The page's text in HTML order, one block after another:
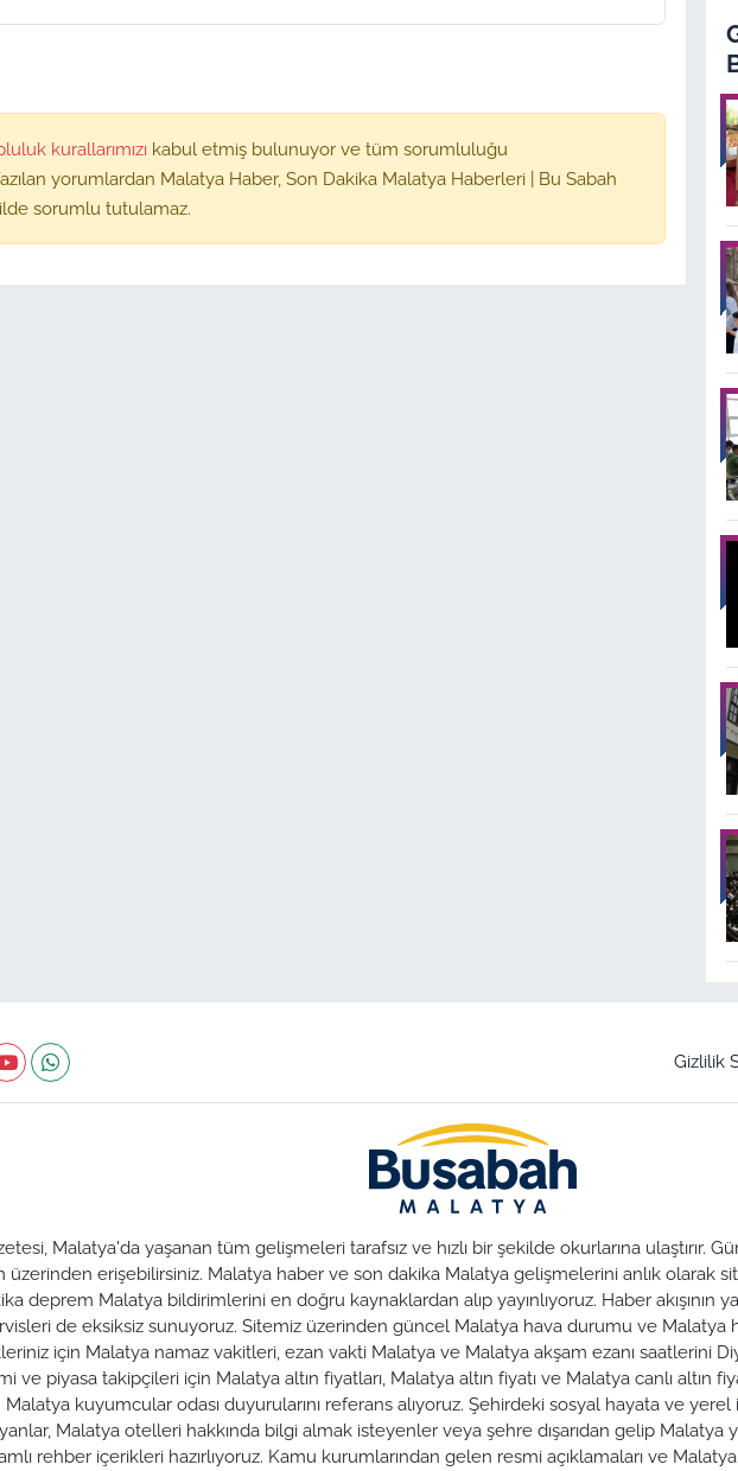
kurallarımızı kabul etmiş bulunuyor ve tüm sorumluluğu
yorumlardan Malatya Haber, Son Dakika Malatya Haberleri | Bu Sabah
sorumlu tutulamaz.
Gizlilik
Malatya'da yaşanan tüm gelişmeleri tarafsız ve hızlı bir şekilde okurlarına ulaştırır.
erişebilirsiniz. Malatya haber ve son dakika Malatya gelişmelerini anlık olarak
deprem Malatya bildirimlerini en doğru kaynaklardan alıp yayınlıyoruz. Haber akışının
de eksiksiz sunuyoruz. Sitemiz üzerinden güncel Malatya hava durumu ve
için Malatya namaz vakitleri, ezan vakti Malatya ve Malatya akşam ezanı saatlerini
ve piyasa takipçileri için Malatya altın fiyatları, Malatya altın fiyatı ve Malatya canlı altın
kuyumcular odası duyurularını referans alıyoruz. Şehirdeki sosyal hayata ve yerel
Malatya otelleri hakkında bilgi almak isteyenler veya şehre dışarıdan gelip Malatya
rehber içerikleri hazırlıyoruz. Kamu kurumlarından gelen resmi açıklamaları ve